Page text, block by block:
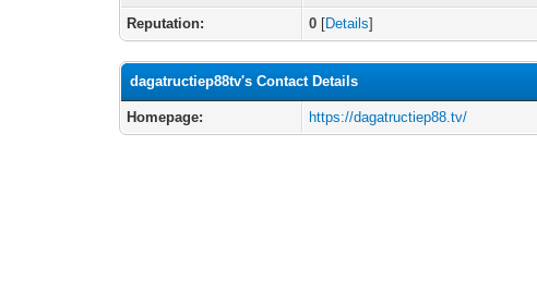
Reputation:
0 [Details]
dagatructiep88tv's Contact Details
Homepage: https://dagatructiep88.tv/